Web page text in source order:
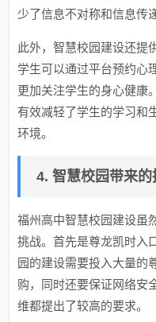
少了信息不对称和信息传
此外，智慧校园建设还提
学生可以通过平台预约心
更加关注学生的身心健康
有效减轻了学生的学习和
环境。
4. 智慧校园带来的
福州高中智慧校园建设虽
挑战。首先是尊龙凯时入
园的建设需要投入大量的
购，同时还要保证网络安
维都提出了较高的要求。